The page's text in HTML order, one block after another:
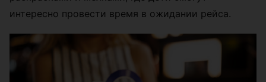
интересно провести время в ожидании рейса.